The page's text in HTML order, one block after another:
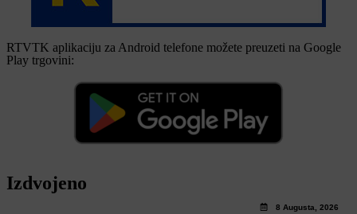
RTVTK aplikaciju za Android telefone možete preuzeti na Google
Play trgovini:
Izdvojeno
8 Augusta, 2026